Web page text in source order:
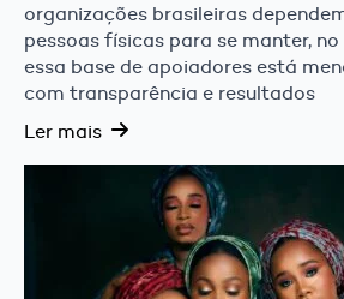
organizações brasileiras
pessoas físicas para se manter,
essa base de apoiadores está
com transparência e resultados
Ler mais